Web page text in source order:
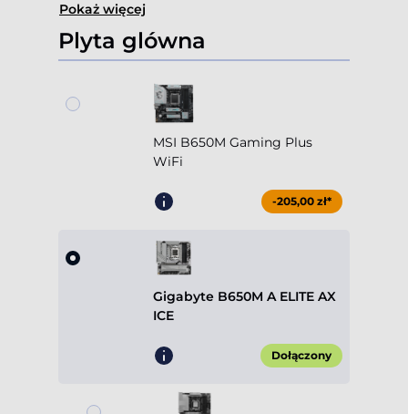
Pokaż więcej
Plyta glówna
MSI B650M Gaming Plus
WiFi
-205,00 zł*
Gigabyte B650M A ELITE AX
ICE
Dołączony